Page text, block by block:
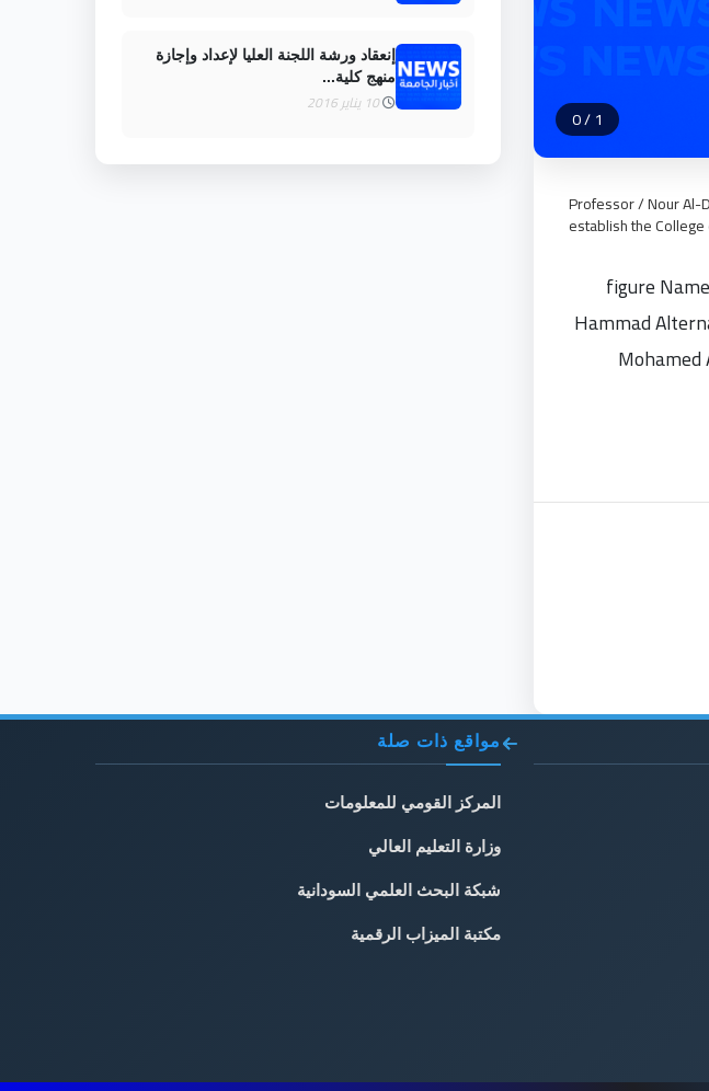
1
/
0
Professor / Nour Al-
establish the
figure
Hammad
Mohamed
إنعقاد ورشة اللجنة العليا لإعداد وإجازة
منهج كلية...
10 يناير 2016
مواقع ذات صلة
المركز القومي للمعلومات
وزارة التعليم العالي
شبكة البحث العلمي السودانية
مكتبة الميزاب الرقمية